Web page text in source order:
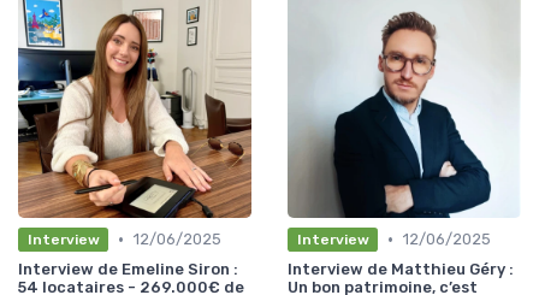
Interview • 12/06/2025
Interview de Emeline Siron :
54 locataires - 269.000€ de
Interview • 12/06/2025
Interview de Matthieu Géry :
Un bon patrimoine, c’est